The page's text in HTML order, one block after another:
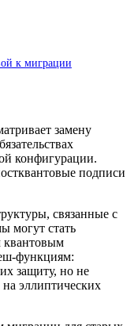
к миграции
замену
конфигурации.
подписи
связанные с
могут стать
квантовым
функциям:
защиту, но не
эллиптических